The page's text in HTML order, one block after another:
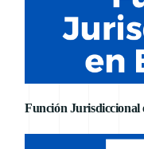
Función Jurisdiccional